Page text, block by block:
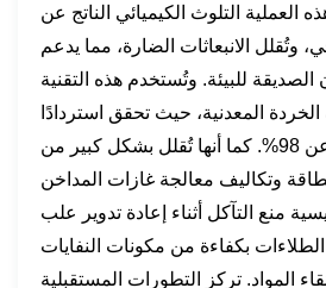
التلوث الكيميائي الناتج عن
وتُقلل الانبعاثات الضارة، مما يدعم
الصديقة للبيئة. وتُستخدم هذه التقنية
المعدنية، حيث تحقق استردادًا
للمعادن بنسبة تزيد عن 98%. كما أنها تُقلل بشكل كبير من
منع التآكل أثناء إعادة تدوير علب
الطلاءات بكفاءة من مكونات النفايات
نقاء المواد. تركز التطورات المستقبلية